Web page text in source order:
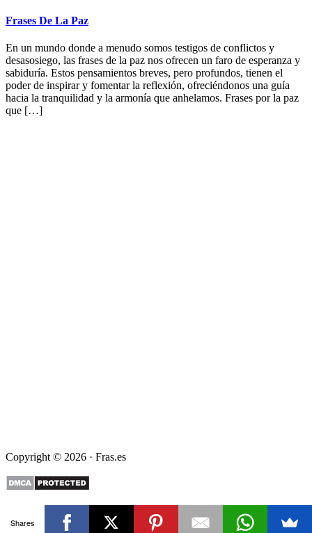
Frases De La Paz
En un mundo donde a menudo somos testigos de conflictos y
desasosiego, las frases de la paz nos ofrecen un faro de esperanza y
sabiduría. Estos pensamientos breves, pero profundos, tienen el
poder de inspirar y fomentar la reflexión, ofreciéndonos una guía
hacia la tranquilidad y la armonía que anhelamos. Frases por la paz
que […]
Copyright © 2026 · Fras.es
Shares